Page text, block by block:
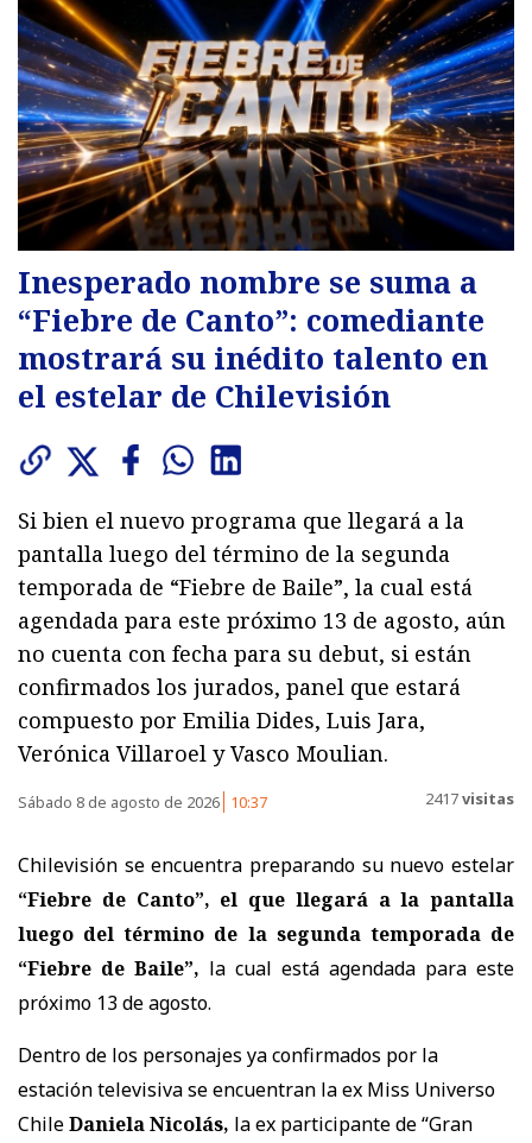
Inesperado nombre se suma a
“Fiebre de Canto”: comediante
mostrará su inédito talento en
el estelar de Chilevisión
Si bien el nuevo programa que llegará a la
pantalla luego del término de la segunda
temporada de “Fiebre de Baile”, la cual está
agendada para este próximo 13 de agosto, aún
no cuenta con fecha para su debut, si están
confirmados los jurados, panel que estará
compuesto por Emilia Dides, Luis Jara,
Verónica Villaroel y Vasco Moulian.
Sábado 8 de agosto de 2026 10:37 2417visitas
Chilevisión se encuentra preparando su nuevo estelar
“Fiebre de Canto”, el que llegará a la pantalla
luego del término de la segunda temporada de
“Fiebre de Baile”, la cual está agendada para este
próximo 13 de agosto.
Dentro de los personajes ya confirmados por la
estación televisiva se encuentran la ex Miss Universo
ChileDaniela Nicolás, la ex participante de “Gran